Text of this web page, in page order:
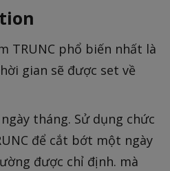
TRUNC phổ biến nhất là
gian sẽ được set về
tháng. Sử dụng chức
để cắt bớt một ngày
được chỉ định. mà